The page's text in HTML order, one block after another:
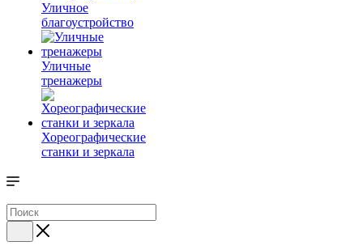
Уличное
благоустройство
Уличные
тренажеры
Хореографические
станки и зеркала